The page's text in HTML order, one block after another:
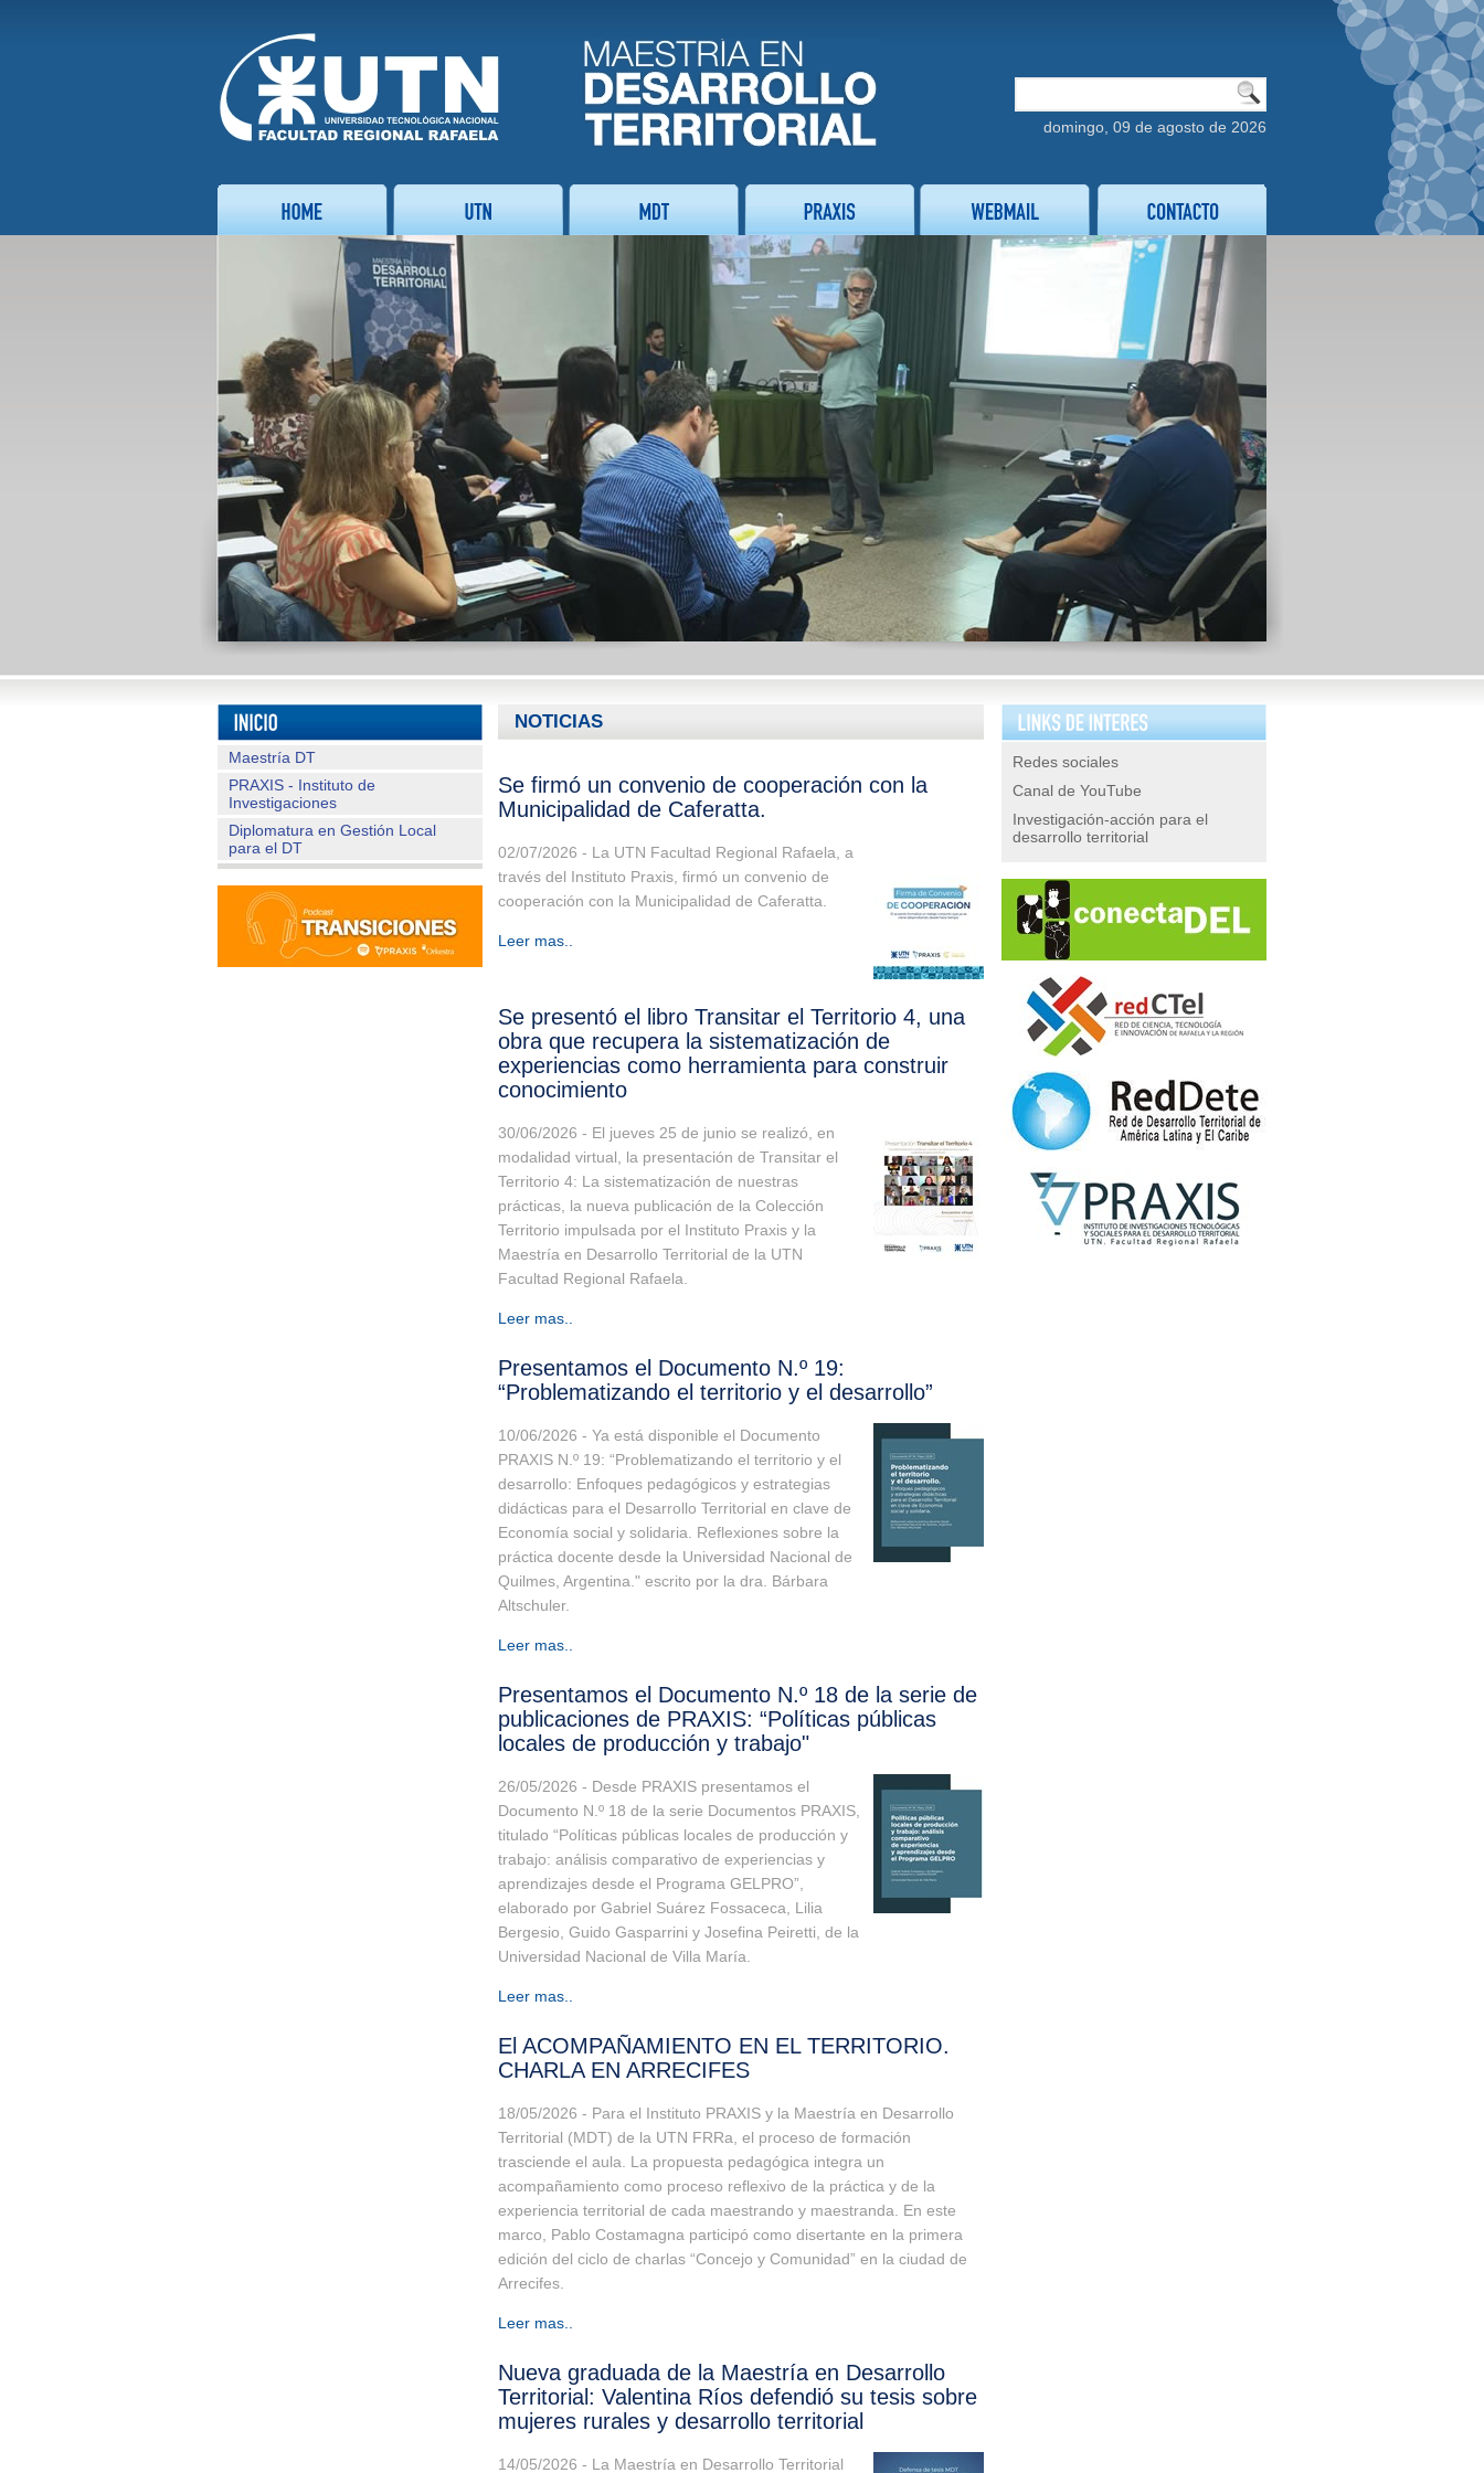
domingo, 09 de agosto de 2026
Maestría DT
PRAXIS - Instituto de
Investigaciones
Diplomatura en Gestión Local
para el DT
NOTICIAS
Se firmó un convenio de cooperación con la
Municipalidad de Caferatta.
02/07/2026 - La UTN Facultad Regional Rafaela, a
través del Instituto Praxis, firmó un convenio de
cooperación con la Municipalidad de Caferatta.
Leer mas..
Se presentó el libro Transitar el Territorio 4, una
obra que recupera la sistematización de
experiencias como herramienta para construir
conocimiento
30/06/2026 - El jueves 25 de junio se realizó, en
modalidad virtual, la presentación de Transitar el
Territorio 4: La sistematización de nuestras
prácticas, la nueva publicación de la Colección
Territorio impulsada por el Instituto Praxis y la
Maestría en Desarrollo Territorial de la UTN
Facultad Regional Rafaela.
Leer mas..
Presentamos el Documento N.º 19:
“Problematizando el territorio y el desarrollo”
10/06/2026 - Ya está disponible el Documento
PRAXIS N.º 19: “Problematizando el territorio y el
desarrollo: Enfoques pedagógicos y estrategias
didácticas para el Desarrollo Territorial en clave de
Economía social y solidaria. Reflexiones sobre la
práctica docente desde la Universidad Nacional de
Quilmes, Argentina." escrito por la dra. Bárbara
Altschuler.
Leer mas..
Presentamos el Documento N.º 18 de la serie de
publicaciones de PRAXIS: “Políticas públicas
locales de producción y trabajo"
26/05/2026 - Desde PRAXIS presentamos el
Documento N.º 18 de la serie Documentos PRAXIS,
titulado “Políticas públicas locales de producción y
trabajo: análisis comparativo de experiencias y
aprendizajes desde el Programa GELPRO”,
elaborado por Gabriel Suárez Fossaceca, Lilia
Bergesio, Guido Gasparrini y Josefina Peiretti, de la
Universidad Nacional de Villa María.
Leer mas..
El ACOMPAÑAMIENTO EN EL TERRITORIO.
CHARLA EN ARRECIFES
18/05/2026 - Para el Instituto PRAXIS y la Maestría en Desarrollo
Territorial (MDT) de la UTN FRRa, el proceso de formación
trasciende el aula. La propuesta pedagógica integra un
acompañamiento como proceso reflexivo de la práctica y de la
experiencia territorial de cada maestrando y maestranda. En este
marco, Pablo Costamagna participó como disertante en la primera
edición del ciclo de charlas “Concejo y Comunidad” en la ciudad de
Arrecifes.
Leer mas..
Nueva graduada de la Maestría en Desarrollo
Territorial: Valentina Ríos defendió su tesis sobre
mujeres rurales y desarrollo territorial
14/05/2026 - La Maestría en Desarrollo Territorial
Redes sociales
Canal de YouTube
Investigación-acción para el
desarrollo territorial